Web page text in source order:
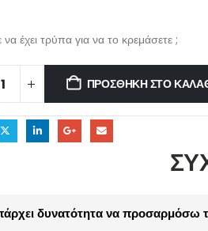
να έχει τρύπα για να το κρεμάσετε ;
ΠΡΟΣΘΉΚΗ ΣΤΟ
δυνατότητα να προσαρμόσω